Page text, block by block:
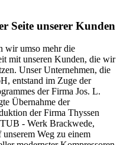
Seite unserer Kunden
wir umso mehr die
mit unseren Kunden, die wir
Unser Unternehmen, die
entstand im Zuge der
der Firma Jos. L.
Übernahme der
der Firma Thyssen
- Werk Brackwede,
Weg zu einem